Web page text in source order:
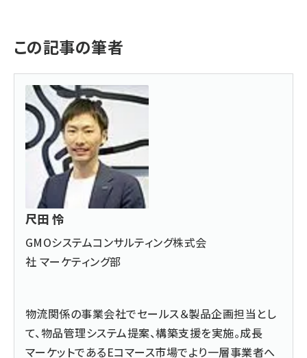
この記事の筆者
尺田 怜
GMOシステムコンサルティング株式会
社 マーケティング部
物流関係の事業会社でセールス＆製品企画担当とし
て、物品管理システム提案、構築支援を実施。成長
マーケットであるEコマース市場でより一層事業者へ